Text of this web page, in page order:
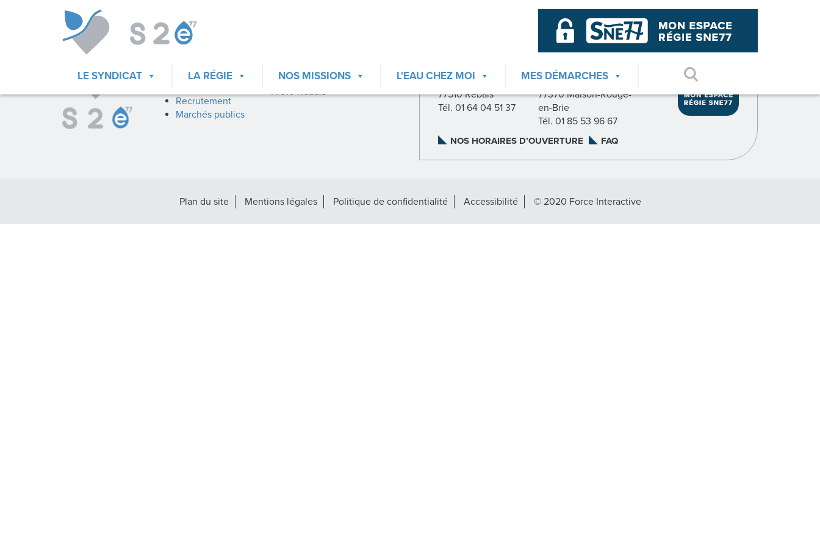
LE SYNDICAT LA RÉGIE NOS MISSIONS L'EAU CHEZ MOI MES DÉMARCHES
ACCÈS DIRECTS
Fil d’infos
Recrutement
Marchés publics
23, rue Pasteur
77510 Rebais
CONTACTER LA REGIE SNE77
23, rue Pasteur
77510 Rebais
Tél. 01 64 04 51 37
27, rue du Pavé du Roy
77370 Maison-Rouge-
en-Brie
Tél. 01 85 53 96 67
NOS HORAIRES D’OUVERTURE FAQ
Plan du site Mentions légales Politique de confidentialité Accessibilité © 2020 Force Interactive